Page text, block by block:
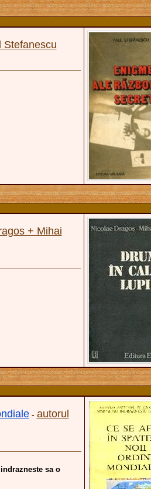
Stefanescu
+ Mihai
- autorul
sa o